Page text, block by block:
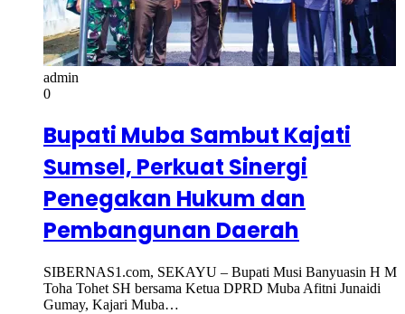
admin
0
Bupati Muba Sambut Kajati
Sumsel, Perkuat Sinergi
Penegakan Hukum dan
Pembangunan Daerah
SIBERNAS1.com, SEKAYU – Bupati Musi Banyuasin H M
Toha Tohet SH bersama Ketua DPRD Muba Afitni Junaidi
Gumay, Kajari Muba…